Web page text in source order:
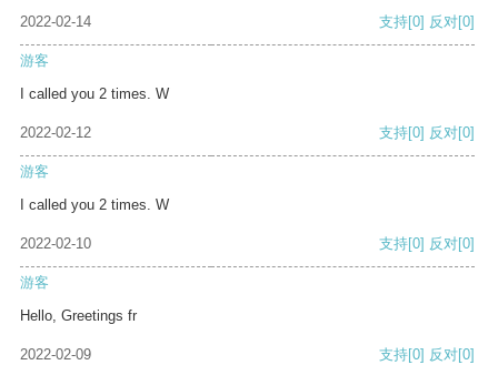
2022-02-14 支持[0] 反对[0]
游客
I called you 2 times. W
2022-02-12 支持[0] 反对[0]
游客
I called you 2 times. W
2022-02-10 支持[0] 反对[0]
游客
Hello, Greetings fr
2022-02-09 支持[0] 反对[0]